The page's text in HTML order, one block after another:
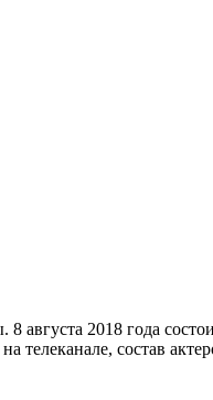
августа 2018 года
телеканале, состав